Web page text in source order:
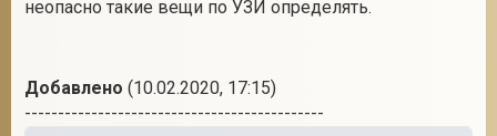
неопасно такие вещи по УЗИ определять.
Добавлено (10.02.2020, 17:15)
---------------------------------------------